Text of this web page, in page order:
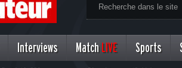
Interviews Match LIVE Sports